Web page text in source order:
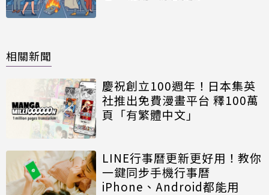
相關新聞
慶祝創立100週年！日本集英
社推出免費漫畫平台 釋100萬
頁「有繁體中文」
LINE行事曆更新更好用！教你
一鍵同步手機行事曆
iPhone、Android都能用